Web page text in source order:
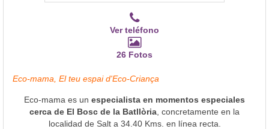
Ver teléfono
26 Fotos
Eco-mama, El teu espai d'Eco-Criança
Eco-mama es un especialista en momentos especiales
cerca de El Bosc de la Batllòria , concretamente en la
localidad de Salt a 34.40 Kms. en línea recta.